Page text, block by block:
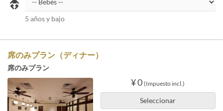
5 años y bajo
席のみプラン（ディナー）
席のみプラン
¥ 0 (Impuesto incl.)
Seleccionar